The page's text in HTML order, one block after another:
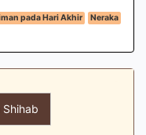
pada Hari Akhir
Neraka
Shihab